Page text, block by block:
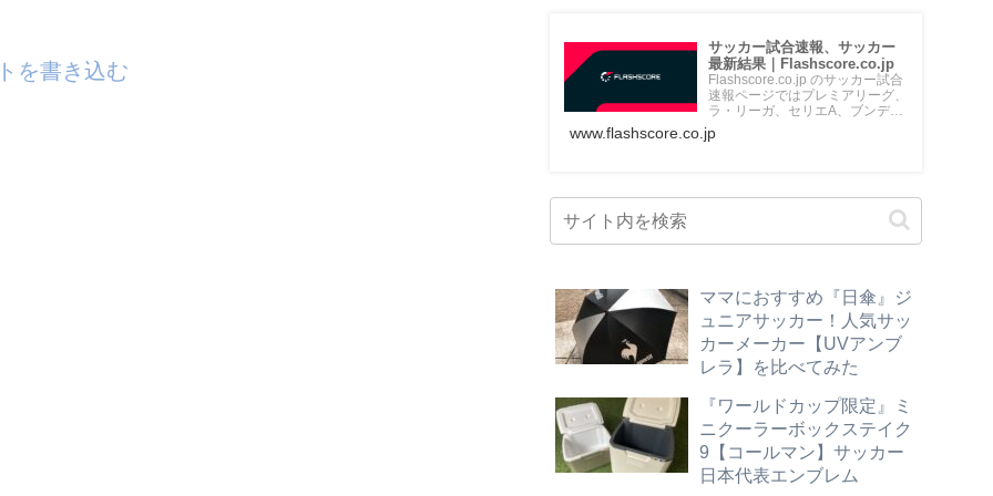
を書き込む
サッカー試合速報、サッカー
最新結果｜Flashscore.co.jp
Flashscore.co.jp のサッカー試合
速報ページではプレミアリーグ、
ラ・リーガ、セリエA、ブンデス
www.flashscore.co.jp
ママにおすすめ『日傘』ジ
ュニアサッカー！人気サッ
カーメーカー【UVアンブ
レラ】を比べてみた
『ワールドカップ限定』ミ
ニクーラーボックステイク
9【コールマン】サッカー
日本代表エンブレム